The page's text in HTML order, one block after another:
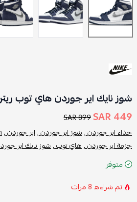
شوز نايك اير جوردن هاي توب
449 SAR
899 SAR
حذاء اير جوردن ,شوز اير جوردن ,اير جوردن ,
جزمة اير جوردن ,هاي توب ,شوز نايك اير
متوفر
تم شراءه8مرات